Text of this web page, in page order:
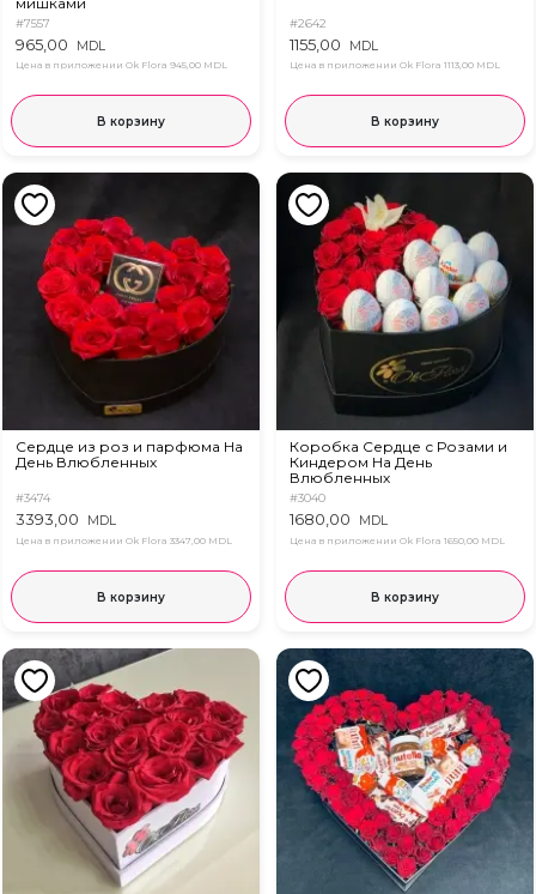
#7557
965,00 MDL
Цена в приложении Ok Flora 945,00 MDL
В корзину
#2642
1155,00 MDL
Цена в приложении Ok Flora 1113,00 MDL
В корзину
Сердце из роз и парфюма На
День Влюбленных
#3474
3393,00 MDL
Цена в приложении Ok Flora 3347,00 MDL
В корзину
Коробка Сердце с Розами и
Киндером На День
Влюбленных
#3040
1680,00 MDL
Цена в приложении Ok Flora 1650,00 MDL
В корзину